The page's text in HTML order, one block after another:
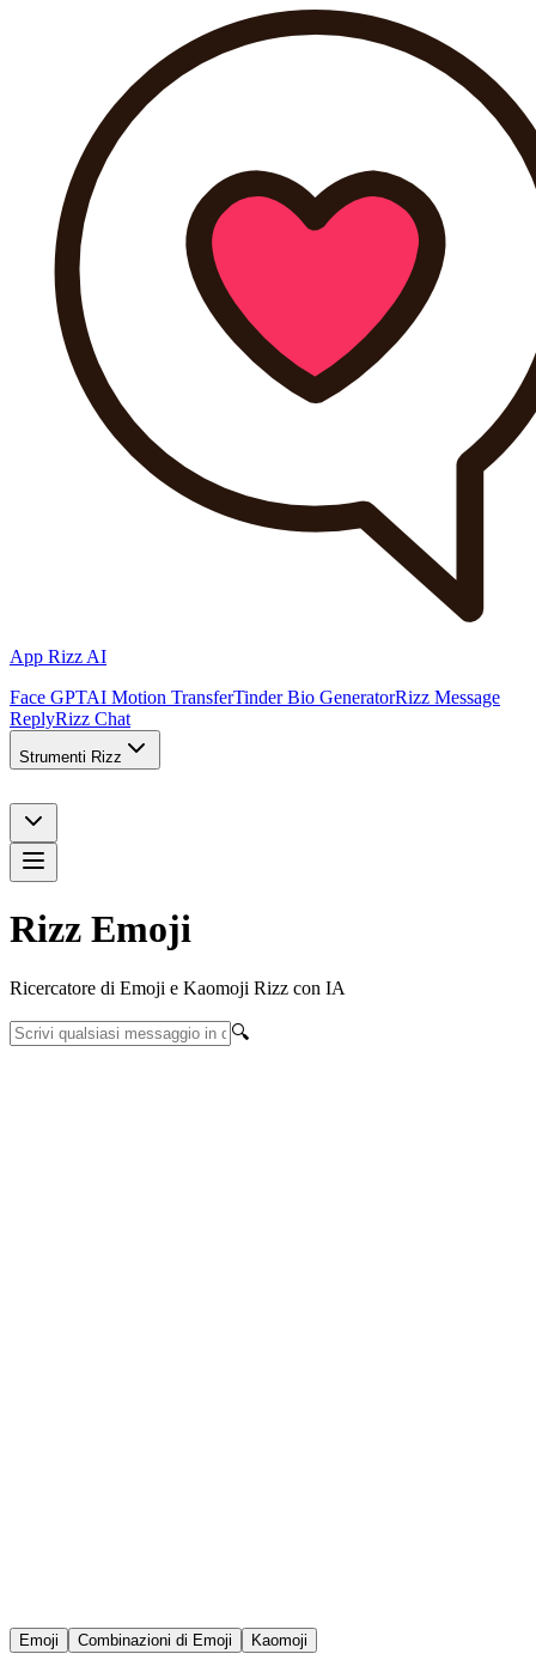
App Rizz AI
Face GPTAI Motion TransferTinder Bio GeneratorRizz Message
ReplyRizz Chat
Strumenti Rizz
Rizz Emoji
Ricercatore di Emoji e Kaomoji Rizz con IA
🔍
Emoji Combinazioni di Emoji Kaomoji